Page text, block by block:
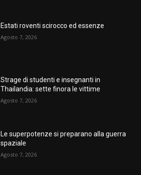
Estati roventi scirocco ed essenze
Agosto 7, 2026
Strage di studenti e insegnanti in
Thailandia: sette finora le vittime
Agosto 7, 2026
Le superpotenze si preparano alla guerra
spaziale
Agosto 7, 2026